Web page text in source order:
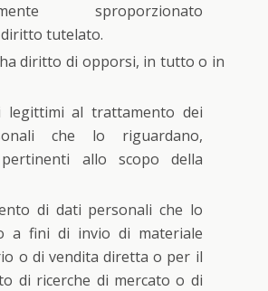
sproporzionato
tutelato.
diritto di opporsi, in tutto o in
legittimi al trattamento dei
che lo riguardano,
allo scopo della
di dati personali che lo
a fini di invio di materiale
o di vendita diretta o per il
di ricerche di mercato o di